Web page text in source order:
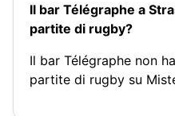
Il bar Télégraphe a
partite di rugby?
Il bar Télégraphe non
partite di rugby su